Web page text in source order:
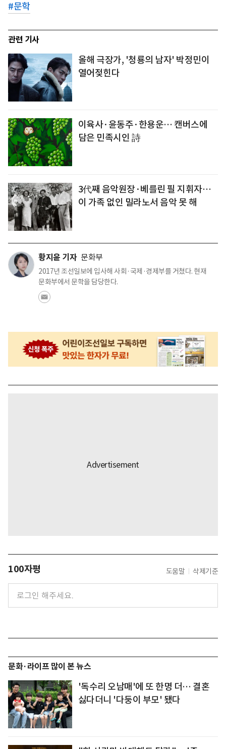
#문학
관련 기사
올해 극장가, '청룡의 남자' 박정민이
열어젖힌다
이육사·윤동주·한용운… 캔버스에
담은 민족시인 詩
3代째 음악원장·베를린 필 지휘자…
이 가족 없인 밀라노서 음악 못 해
황지윤 기자 문화부
2017년 조선일보에 입사해 사회·국제·경제부를 거쳤다. 현재
문화부에서 문학을 담당한다.
100자평 도움말 삭제기준
문화·라이프 많이 본 뉴스
'독수리 오남매'에 또 한명 더… 결혼
싫다더니 '다둥이 부모' 됐다